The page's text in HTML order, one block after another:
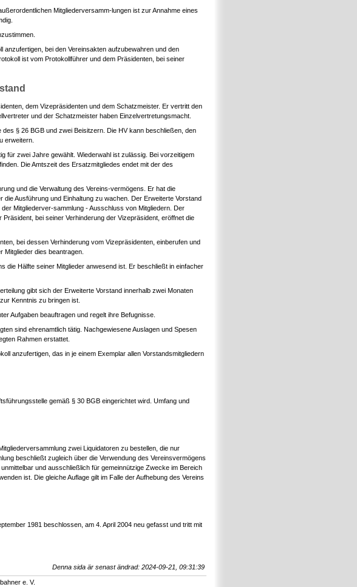
Mitgliederversamm-lungen ist zur Annahme eines
bei den Vereinsakten aufzubewahren und den
ist vom Protokollführer und dem Präsidenten, bei seiner
dem Vizepräsidenten und dem Schatzmeister. Er vertritt den
und der Schatzmeister haben Einzelvertretungsmacht.
§ 26 BGB und zwei Beisitzern. Die HV kann beschließen, den
erweitern.
für zwei Jahre gewählt. Wiederwahl ist zulässig. Bei vorzeitigem
Die Amtszeit des Ersatzmitgliedes endet mit der des
und die Verwaltung des Vereins-vermögens. Er hat die
Ausführung und Einhaltung zu wachen. Der Erweiterte Vorstand
Mitgliederver-sammlung - Ausschluss von Mitgliedern. Der
bei seiner Verhinderung der Vizepräsident, eröffnet die
bei dessen Verhinderung vom Vizepräsidenten, einberufen und
Mitglieder dies beantragen.
die Hälfte seiner Mitglieder anwesend ist. Er beschließt in einfacher
gibt sich der Erweiterte Vorstand innerhalb zwei Monaten
Kenntnis zu bringen ist.
Aufgaben beauftragen und regelt ihre Befugnisse.
sind ehrenamtlich tätig. Nachgewiesene Auslagen und Spesen
Rahmen erstattet.
anzufertigen, das in je einem Exemplar allen Vorstandsmitgliedern
gemäß § 30 BGB eingerichtet wird. Umfang und
zwei Liquidatoren zu bestellen, die nur
beschließt zugleich über die Verwendung des Vereinsvermögens
und ausschließlich für gemeinnützige Zwecke im Bereich
ist. Die gleiche Auflage gilt im Falle der Aufhebung des Vereins
1981 beschlossen, am 4. April 2004 neu gefasst und tritt mit
Denna sida är senast ändrad: 2024-09-21, 09:31:39
e. V.